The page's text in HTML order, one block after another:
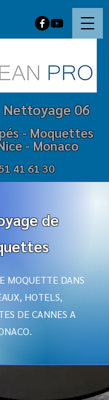
Nettoyage 06
s -Moquettes
- Monaco
41 61 30
de
MOQUETTE DANS
HOTELS,
DE CANNES A